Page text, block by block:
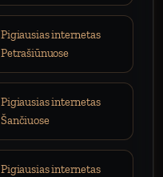
Pigiausias internetas
Petrašiūnuose
Pigiausias internetas
Šančiuose
Pigiausias internetas